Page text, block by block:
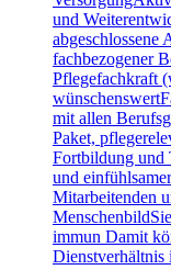
und
abgeschlossene
fachbezogener
Pflegefachkraft
mit allen
Paket,
Fortbildung und
und
Mitarbeitenden
immun Damit
Dienstverhältnis